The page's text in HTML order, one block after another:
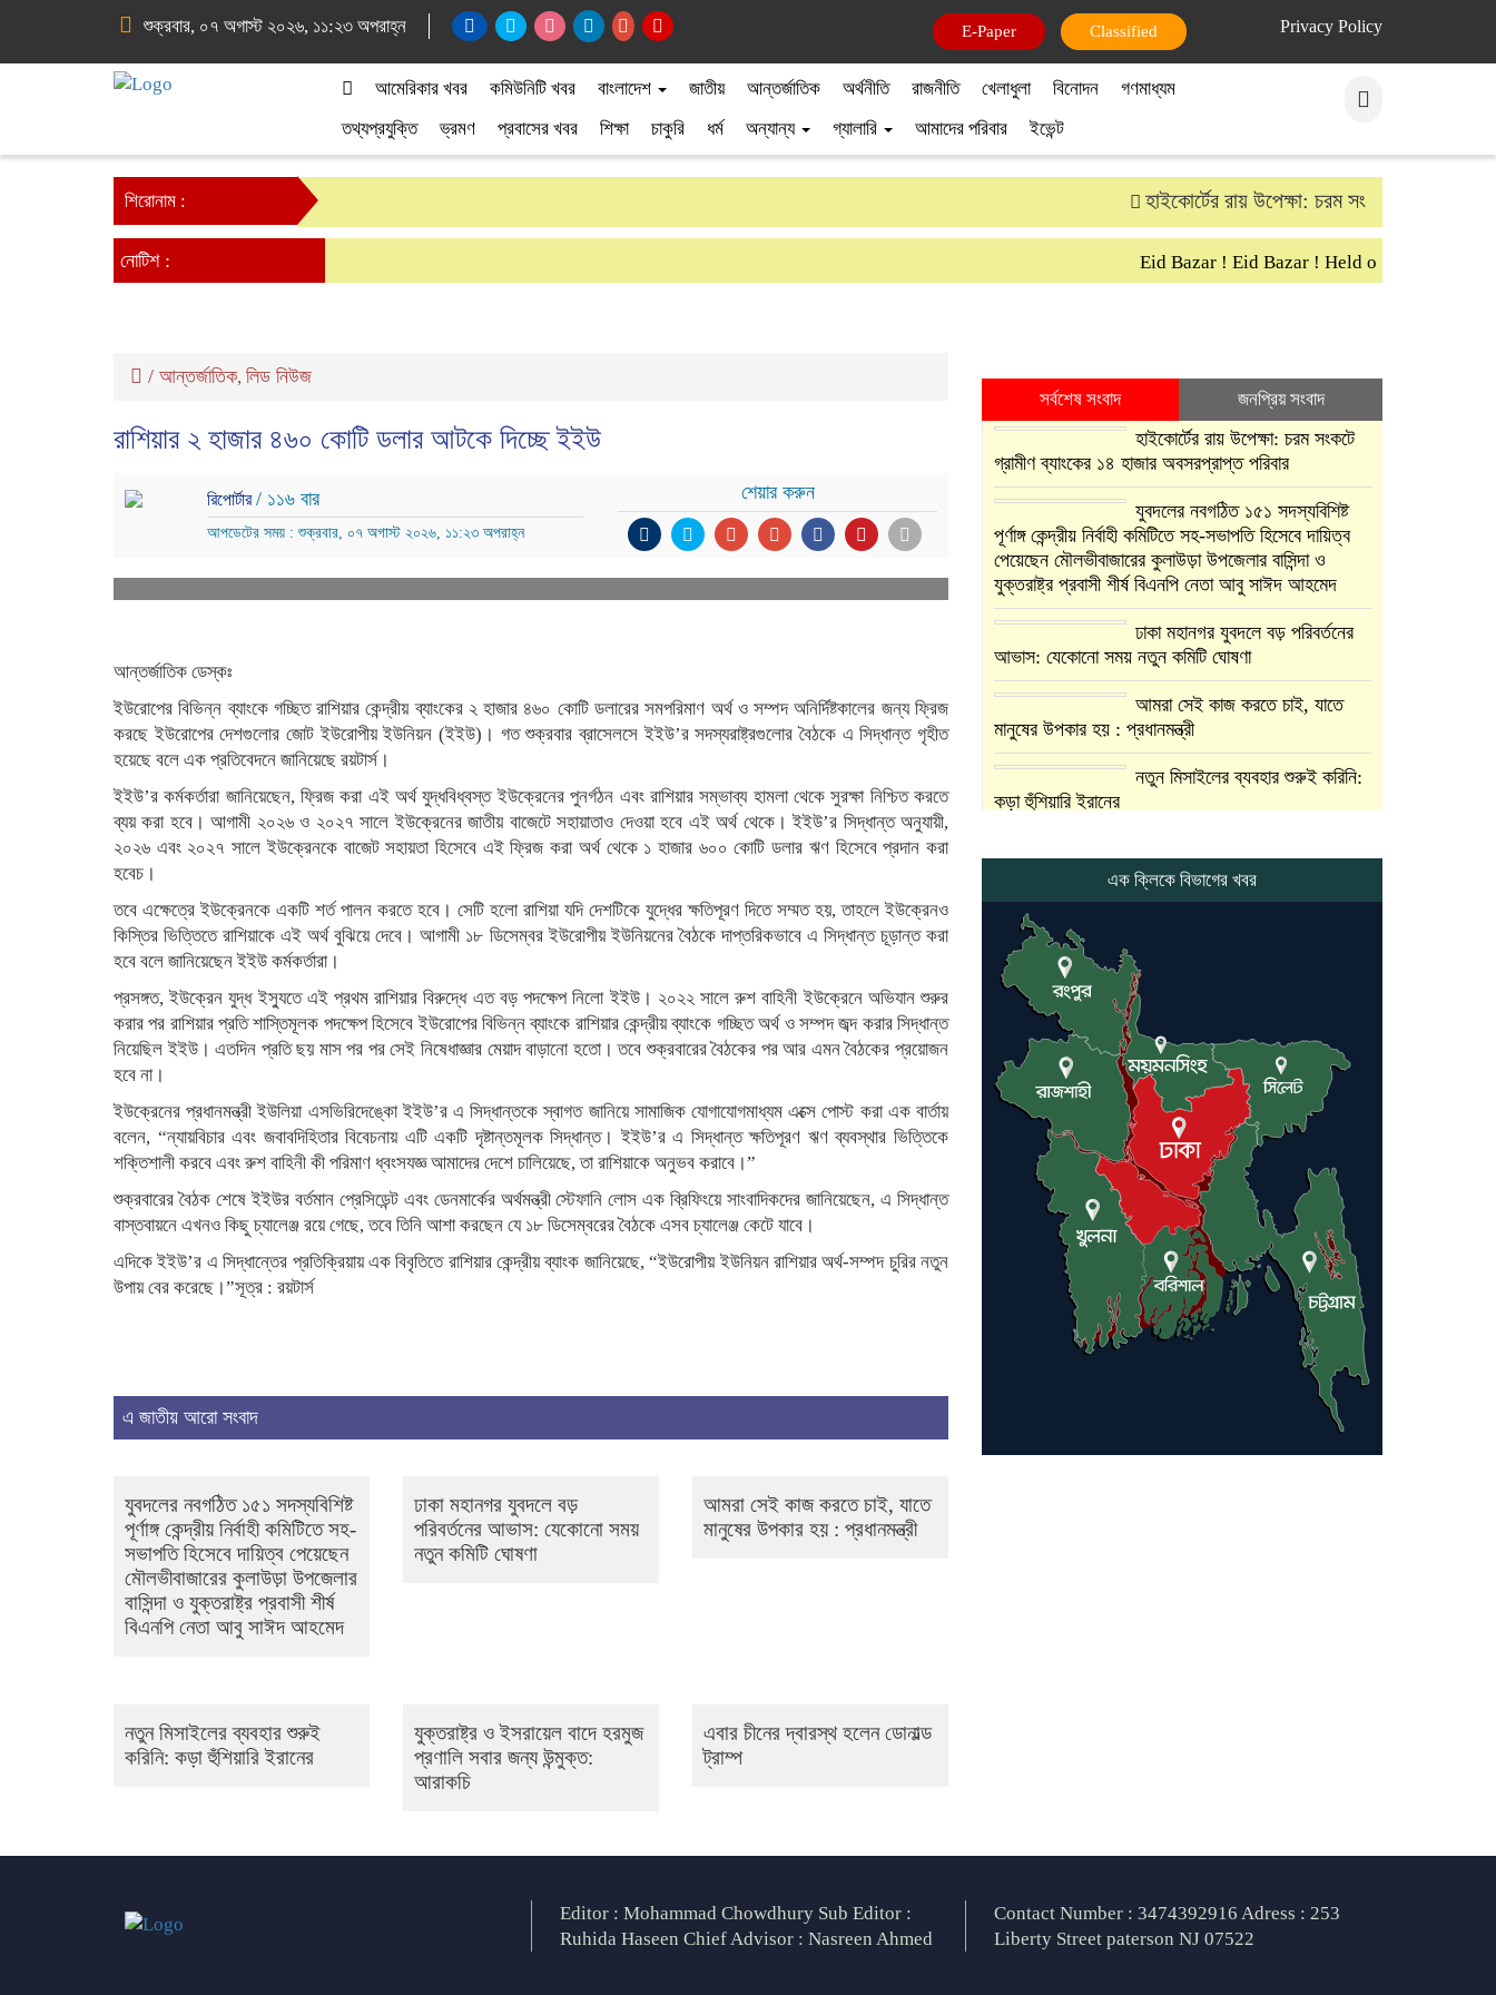
শুক্রবার, ০৭ অগাস্ট ২০২৬, ১১:২৩ অপরাহ্ন Privacy Policy
E-Paper Classified
আমেরিকার খবর কমিউনিটি খবর বাংলাদেশ জাতীয় আন্তর্জাতিক অর্থনীতি রাজনীতি খেলাধুলা বিনোদন
গণমাধ্যম
তথ্যপ্রযুক্তি
ভ্রমণ প্রবাসের খবর শিক্ষা চাকুরি ধর্ম অন্যান্য গ্যালারি আমাদের পরিবার ইভেন্ট
শিরোনাম : হাইকোর্টের রায় উপেক্ষা: চরম সংকটে গ্রামীণ
নোটিশ : Eid Bazar ! Eid Bazar ! Held on 30th March
/ আন্তর্জাতিক, লিড নিউজ
রাশিয়ার ২ হাজার ৪৬০ কোটি ডলার আটকে দিচ্ছে ইইউ
রিপোর্টার/ ১১৬ বার
আপডেটের সময় : শুক্রবার, ০৭ অগাস্ট ২০২৬, ১১:২৩ অপরাহ্ন
শেয়ার করুন
আন্তর্জাতিক ডেস্কঃ
ইউরোপের বিভিন্ন ব্যাংকে গচ্ছিত রাশিয়ার কেন্দ্রীয় ব্যাংকের ২ হাজার ৪৬০ কোটি ডলারের সমপরিমাণ অর্থ ও সম্পদ অনির্দিষ্টকালের জন্য ফ্রিজ
করছে ইউরোপের দেশগুলোর জোট ইউরোপীয় ইউনিয়ন (ইইউ)। গত শুক্রবার ব্রাসেলসে ইইউ’র সদস্যরাষ্ট্রগুলোর বৈঠকে এ সিদ্ধান্ত গৃহীত
হয়েছে বলে এক প্রতিবেদনে জানিয়েছে রয়টার্স।
ইইউ’র কর্মকর্তারা জানিয়েছেন, ফ্রিজ করা এই অর্থ যুদ্ধবিধ্বস্ত ইউক্রেনের পুনর্গঠন এবং রাশিয়ার সম্ভাব্য হামলা থেকে সুরক্ষা নিশ্চিত করতে
ব্যয় করা হবে। আগামী ২০২৬ ও ২০২৭ সালে ইউক্রেনের জাতীয় বাজেটে সহায়াতাও দেওয়া হবে এই অর্থ থেকে। ইইউ’র সিদ্ধান্ত অনুযায়ী,
২০২৬ এবং ২০২৭ সালে ইউক্রেনকে বাজেট সহায়তা হিসেবে এই ফ্রিজ করা অর্থ থেকে ১ হাজার ৬০০ কোটি ডলার ঋণ হিসেবে প্রদান করা
হবেচ।
তবে এক্ষেত্রে ইউক্রেনকে একটি শর্ত পালন করতে হবে। সেটি হলো রাশিয়া যদি দেশটিকে যুদ্ধের ক্ষতিপূরণ দিতে সম্মত হয়, তাহলে ইউক্রেনও
কিস্তির ভিত্তিতে রাশিয়াকে এই অর্থ বুঝিয়ে দেবে। আগামী ১৮ ডিসেম্বর ইউরোপীয় ইউনিয়নের বৈঠকে দাপ্তরিকভাবে এ সিদ্ধান্ত চূড়ান্ত করা
হবে বলে জানিয়েছেন ইইউ কর্মকর্তারা।
প্রসঙ্গত, ইউক্রেন যুদ্ধ ইস্যুতে এই প্রথম রাশিয়ার বিরুদ্ধে এত বড় পদক্ষেপ নিলো ইইউ। ২০২২ সালে রুশ বাহিনী ইউক্রেনে অভিযান শুরুর
করার পর রাশিয়ার প্রতি শাস্তিমূলক পদক্ষেপ হিসেবে ইউরোপের বিভিন্ন ব্যাংকে রাশিয়ার কেন্দ্রীয় ব্যাংকে গচ্ছিত অর্থ ও সম্পদ জব্দ করার সিদ্ধান্ত
নিয়েছিল ইইউ। এতদিন প্রতি ছয় মাস পর পর সেই নিষেধাজ্ঞার মেয়াদ বাড়ানো হতো। তবে শুক্রবারের বৈঠকের পর আর এমন বৈঠকের প্রয়োজন
হবে না।
ইউক্রেনের প্রধানমন্ত্রী ইউলিয়া এসভিরিদেঙ্কো ইইউ’র এ সিদ্ধান্তকে স্বাগত জানিয়ে সামাজিক যোগাযোগমাধ্যম এক্সে পোস্ট করা এক বার্তায়
বলেন, “ন্যায়বিচার এবং জবাবদিহিতার বিবেচনায় এটি একটি দৃষ্টান্তমূলক সিদ্ধান্ত। ইইউ’র এ সিদ্ধান্ত ক্ষতিপূরণ ঋণ ব্যবস্থার ভিত্তিকে
শক্তিশালী করবে এবং রুশ বাহিনী কী পরিমাণ ধ্বংসযজ্ঞ আমাদের দেশে চালিয়েছে, তা রাশিয়াকে অনুভব করাবে।”
শুক্রবারের বৈঠক শেষে ইইউর বর্তমান প্রেসিডেন্ট এবং ডেনমার্কের অর্থমন্ত্রী স্টেফানি লোস এক ব্রিফিংয়ে সাংবাদিকদের জানিয়েছেন, এ সিদ্ধান্ত
বাস্তবায়নে এখনও কিছু চ্যালেঞ্জ রয়ে গেছে, তবে তিনি আশা করছেন যে ১৮ ডিসেম্বরের বৈঠকে এসব চ্যালেঞ্জ কেটে যাবে।
এদিকে ইইউ’র এ সিদ্ধান্তের প্রতিক্রিয়ায় এক বিবৃতিতে রাশিয়ার কেন্দ্রীয় ব্যাংক জানিয়েছে, “ইউরোপীয় ইউনিয়ন রাশিয়ার অর্থ-সম্পদ চুরির নতুন
উপায় বের করেছে।”সূত্র : রয়টার্স
এ জাতীয় আরো সংবাদ
যুবদলের নবগঠিত ১৫১ সদস্যবিশিষ্ট
পূর্ণাঙ্গ কেন্দ্রীয় নির্বাহী কমিটিতে সহ-
সভাপতি হিসেবে দায়িত্ব পেয়েছেন
মৌলভীবাজারের কুলাউড়া উপজেলার
বাসিন্দা ও যুক্তরাষ্ট্র প্রবাসী শীর্ষ
বিএনপি নেতা আবু সাঈদ আহমেদ
ঢাকা মহানগর যুবদলে বড়
পরিবর্তনের আভাস: যেকোনো সময়
নতুন কমিটি ঘোষণা
আমরা সেই কাজ করতে চাই, যাতে
মানুষের উপকার হয় : প্রধানমন্ত্রী
নতুন মিসাইলের ব্যবহার শুরুই
করিনি: কড়া হুঁশিয়ারি ইরানের
যুক্তরাষ্ট্র ও ইসরায়েল বাদে হরমুজ
প্রণালি সবার জন্য উন্মুক্ত:
আরাকচি
এবার চীনের দ্বারস্থ হলেন ডোনাল্ড
ট্রাম্প
সর্বশেষ সংবাদ জনপ্রিয় সংবাদ
হাইকোর্টের রায় উপেক্ষা: চরম সংকটে
গ্রামীণ ব্যাংকের ১৪ হাজার অবসরপ্রাপ্ত পরিবার
যুবদলের নবগঠিত ১৫১ সদস্যবিশিষ্ট
পূর্ণাঙ্গ কেন্দ্রীয় নির্বাহী কমিটিতে সহ-সভাপতি হিসেবে দায়িত্ব
পেয়েছেন মৌলভীবাজারের কুলাউড়া উপজেলার বাসিন্দা ও
যুক্তরাষ্ট্র প্রবাসী শীর্ষ বিএনপি নেতা আবু সাঈদ আহমেদ
ঢাকা মহানগর যুবদলে বড় পরিবর্তনের
আভাস: যেকোনো সময় নতুন কমিটি ঘোষণা
আমরা সেই কাজ করতে চাই, যাতে
মানুষের উপকার হয় : প্রধানমন্ত্রী
নতুন মিসাইলের ব্যবহার শুরুই করিনি:
কড়া হুঁশিয়ারি ইরানের
প্রণালি সবার জন্য উন্মুক্ত: আরাকচি
ট্রাম্প
ইরানে কঠোর হামলা অব্যাহত রাখতে
ট্রাম্পকে আহ্বান সৌদি আরবের
ইরাকসহ মধ্যপ্রাচ্যে ২৪ হামলা চালাল
ইরানপন্থি গোষ্ঠী
হরমুজ প্রণালী সুরক্ষায় মিত্ররা সাহায্য
না করলে ন্যাটোর ভবিষ্যৎ খারাপ হবে:
ট্রাম্প
এক ক্লিকে বিভাগের খবর
Editor : Mohammad Chowdhury Sub Editor :
Ruhida Haseen Chief Advisor : Nasreen Ahmed
Contact Number : 3474392916 Adress : 253
Liberty Street paterson NJ 07522